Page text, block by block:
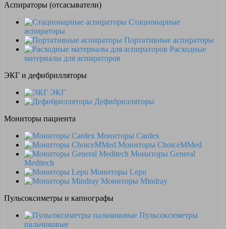
Аспираторы (отсасыватели)
Стационарные
аспираторы
Портативные аспираторы
Расходные
материалы для аспираторов
ЭКГ и дефибрилляторы
ЭКГ
Дефибрилляторы
Мониторы пациента
Мониторы Cardex
Мониторы ChoiceMMed
Мониторы General
Meditech
Мониторы Lepu
Мониторы Mindray
Пульсоксиметры и капнографы
Пульсоксиметры
пальчиковые